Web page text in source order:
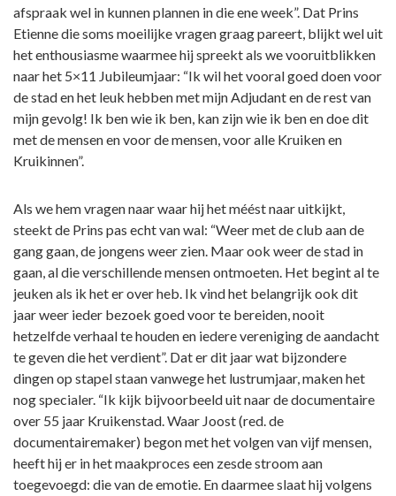
afspraak wel in kunnen plannen in die ene week”. Dat Prins
Etienne die soms moeilijke vragen graag pareert, blijkt wel uit
het enthousiasme waarmee hij spreekt als we vooruitblikken
naar het 5×11 Jubileumjaar: “Ik wil het vooral goed doen voor
de stad en het leuk hebben met mijn Adjudant en de rest van
mijn gevolg! Ik ben wie ik ben, kan zijn wie ik ben en doe dit
met de mensen en voor de mensen, voor alle Kruiken en
Kruikinnen”.
Als we hem vragen naar waar hij het méést naar uitkijkt,
steekt de Prins pas echt van wal: “Weer met de club aan de
gang gaan, de jongens weer zien. Maar ook weer de stad in
gaan, al die verschillende mensen ontmoeten. Het begint al te
jeuken als ik het er over heb. Ik vind het belangrijk ook dit
jaar weer ieder bezoek goed voor te bereiden, nooit
hetzelfde verhaal te houden en iedere vereniging de aandacht
te geven die het verdient”. Dat er dit jaar wat bijzondere
dingen op stapel staan vanwege het lustrumjaar, maken het
nog specialer. “Ik kijk bijvoorbeeld uit naar de documentaire
over 55 jaar Kruikenstad. Waar Joost (red. de
documentairemaker) begon met het volgen van vijf mensen,
heeft hij er in het maakproces een zesde stroom aan
toegevoegd: die van de emotie. En daarmee slaat hij volgens